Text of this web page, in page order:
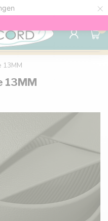
×
150 €
0
13MM
13MM